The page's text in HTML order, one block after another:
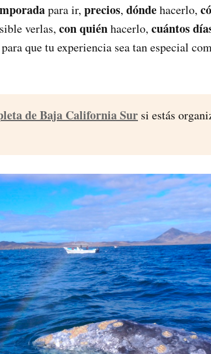
para ir, precios, dóndehacerlo,
verlas, con quiénhacerlo, cuántos
para que tu experiencia sea tan especial
de Baja California Sur si estás